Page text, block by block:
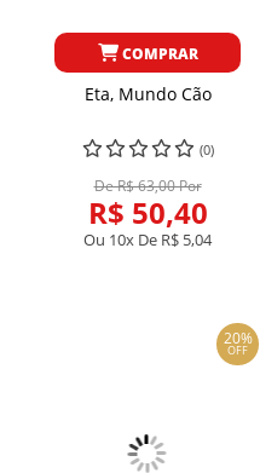
COMPRAR
Eta, Mundo Cão
(0)
De R$ 63,00 Por
R$ 50,40
Ou 10x De R$ 5,04
20%
OFF